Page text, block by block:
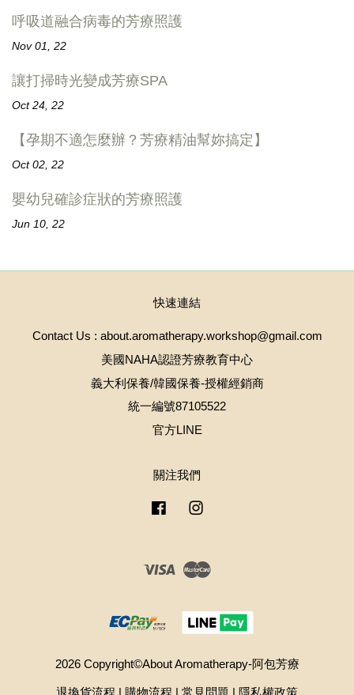
呼吸道融合病毒的芳療照護
Nov 01, 22
讓打掃時光變成芳療SPA
Oct 24, 22
【孕期不適怎麼辦？芳療精油幫妳搞定】
Oct 02, 22
嬰幼兒確診症狀的芳療照護
Jun 10, 22
快速連結
Contact Us : about.aromatherapy.workshop@gmail.com
美國NAHA認證芳療教育中心
義大利保養/韓國保養-授權經銷商
統一編號87105522
官方LINE
關注我們
Facebook
Visa
2026 Copyright©About Aromatherapy-阿包芳療
退換貨流程 | 購物流程 | 常見問題 | 隱私權政策